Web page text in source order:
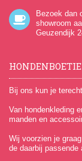
Bezoek dan
showroom
Geuzendijk
Bij ons kun je
Van hondenkleding
manden en
Wij voorzien je
de daarbij passende